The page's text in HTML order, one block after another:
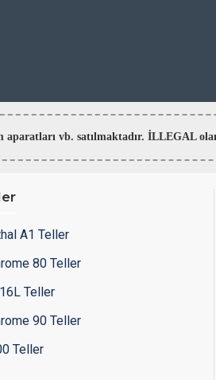
aparatları vb. satılmaktadır. İLLEGAL
A1 Teller
80 Teller
Teller
90 Teller
Teller